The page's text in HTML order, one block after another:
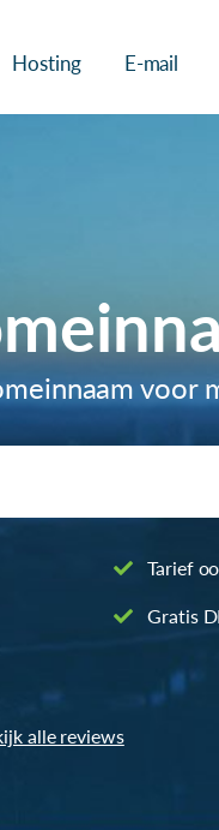
Hosting E-mail
voor
Tarief
Gratis
alle reviews